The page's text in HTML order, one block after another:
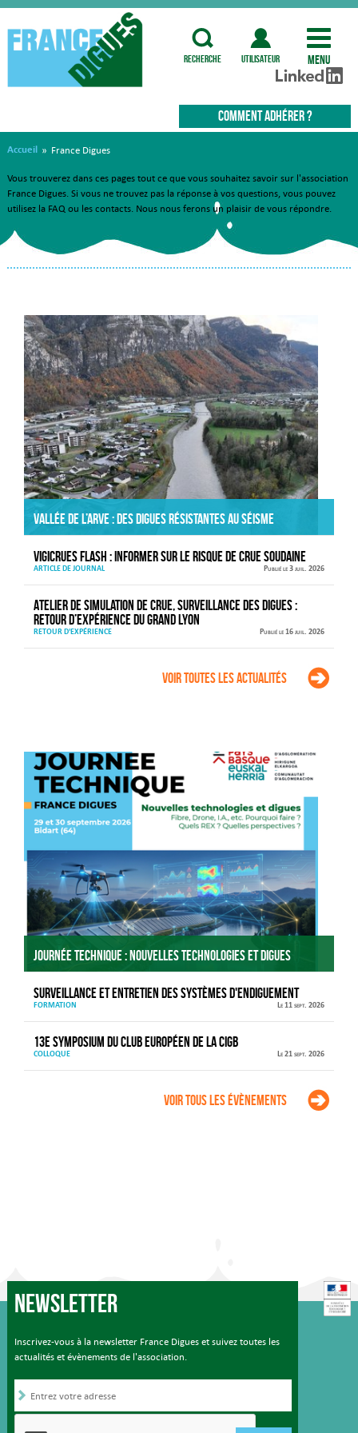
recherche utilisateur Menu
COMMENT ADHÉRER ?
Accueil » France Digues
Vous trouverez dans ces pages tout ce que vous souhaitez savoir sur l'association
France Digues. Si vous ne trouvez pas la réponse à vos questions, vous pouvez
utilisez la FAQ ou les contacts. Nous nous ferons un plaisir de vous répondre.
Vallée de l’Arve : des digues résistantes au séisme
VIGICRUES FLASH : informer sur le risque de crue soudaine
ARTICLE DE JOURNAL Publié le 3 juil. 2026
Atelier de simulation de crue, surveillance des digues :
retour d’expérience du Grand Lyon
RETOUR D'EXPÉRIENCE Publié le 16 juil. 2026
Voir toutes les actualités
Journée technique : Nouvelles technologies et digues
Surveillance et entretien des systèmes d'endiguement
FORMATION Le 11 sept. 2026
13e Symposium du Club européen de la CIGB
COLLOQUE Le 21 sept. 2026
Voir tous les évènements
Newsletter
Inscrivez-vous à la newsletter France Digues et suivez toutes les
actualités et évènements de l'association.